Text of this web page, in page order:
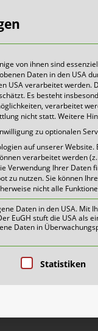
Bürger
für Ihr
Angebot steht
von ihnen sind
Daten in den USA
USA verarbeitet
Es besteht
verarbeitet
nicht statt. Weitere
zu optionalen
auf unserer
verarbeitet werden
Verwendung Ihrer Daten
zu nutzen.Sie können
nicht alle
Daten in den USA.
EuGH stuft die USA
Daten in
Service-
Statistiken